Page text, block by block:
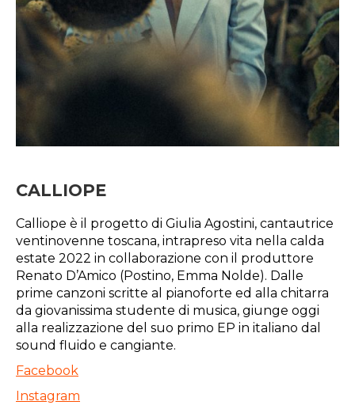
CALLIOPE
Calliope è il progetto di Giulia Agostini, cantautrice
ventinovenne toscana, intrapreso vita nella calda
estate 2022 in collaborazione con il produttore
Renato D’Amico (Postino, Emma Nolde). Dalle
prime canzoni scritte al pianoforte ed alla chitarra
da giovanissima studente di musica, giunge oggi
alla realizzazione del suo primo EP in italiano dal
sound fluido e cangiante.
Facebook
Instagram